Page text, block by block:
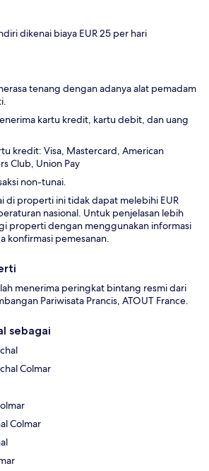
dikenai biaya EUR 25 per hari
tenang dengan adanya alat pemadam
kartu kredit, kartu debit, dan uang
kredit: Visa, Mastercard, American
Club, Union Pay
non-tunai.
di properti ini tidak dapat melebihi EUR
nasional. Untuk penjelasan lebih
properti dengan menggunakan informasi
konfirmasi pemesanan.
menerima peringkat bintang resmi dari
Pariwisata Prancis, ATOUT France.
sebagai
Colmar
Colmar